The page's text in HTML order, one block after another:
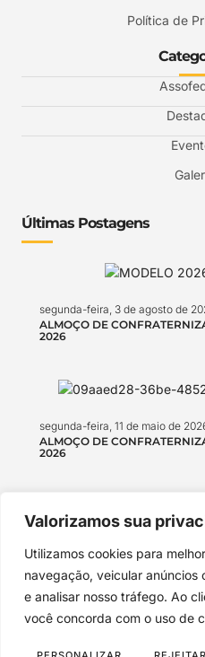
Valorizamos sua
Utilizamos cookies para
navegação, veicular anúncios
e analisar nosso tráfego. Ao
você concorda com o uso de
Política de
Últimas Postagens
segunda-feira, 3 de agosto de
ALMOÇO DE
2026
segunda-feira, 11 de maio de
ALMOÇO DE
2026
ALMOÇO EM HOMENAGEM
© 2026 AssoFederal, Todos os